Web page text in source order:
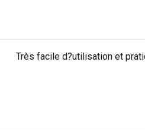
Très facile d?utilisation et